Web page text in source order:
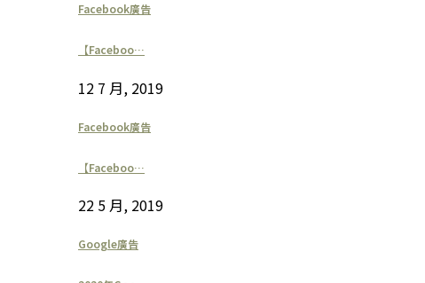
Facebook廣告
【Faceboo…
12 7 月, 2019
Facebook廣告
【Faceboo…
22 5 月, 2019
Google廣告